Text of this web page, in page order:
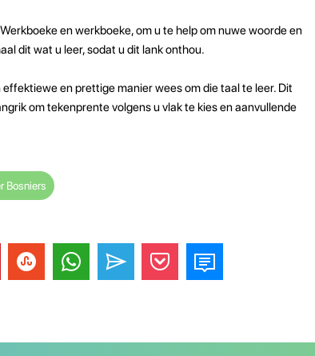
en werkboeke, om u te help om nuwe woorde en
dit wat u leer, sodat u dit lank onthou.
en prettige manier wees om die taal te leer. Dit
om tekenprente volgens u vlak te kies en aanvullende
Bosniers